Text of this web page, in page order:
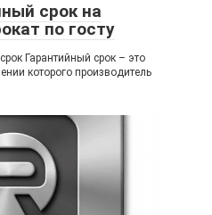
срок на
по госту
Гарантийный срок – это
которого производитель